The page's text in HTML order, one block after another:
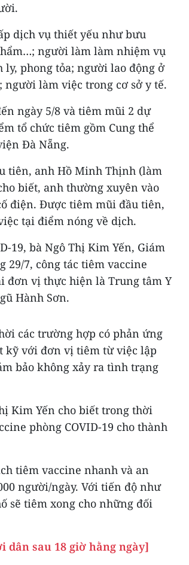
dịch vụ thiết yếu như bưu
người làm làm nhiệm vụ
phong tỏa; người lao động ở
người làm việc trong cơ sở y tế.
ngày 5/8 và tiêm mũi 2 dự
tổ chức tiêm gồm Cung thể
Đà Nẵng.
tiên, anh Hồ Minh Thịnh (làm
biết, anh thường xuyên vào
điện. Được tiêm mũi đầu tiên,
tại điểm nóng về dịch.
19, bà Ngô Thị Kim Yến, Giám
29/7, công tác tiêm vaccine
đơn vị thực hiện là Trung tâm Y
Hành Sơn.
các trường hợp có phản ứng
kỹ với đơn vị tiêm từ việc lập
bảo không xảy ra tình trạng
Kim Yến cho biết trong thời
phòng COVID-19 cho thành
tiêm vaccine nhanh và an
người/ngày. Với tiến độ như
sẽ tiêm xong cho những đối
dân sau 18 giờ hằng ngày]